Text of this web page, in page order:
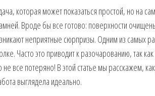
которая может показаться простой, но на
Вроде бы все готово: поверхности
неприятные сюрпризы. Одним из самых
Часто это приводит к разочарованию, так
все потеряно! В этой статье мы расскажем,
выглядела идеально.